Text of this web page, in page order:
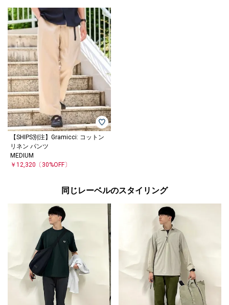
【SHIPS別注】Gramicci: コットン
リネン パンツ
MEDIUM
￥12,320 〔30%OFF〕
同じレーベルのスタイリング